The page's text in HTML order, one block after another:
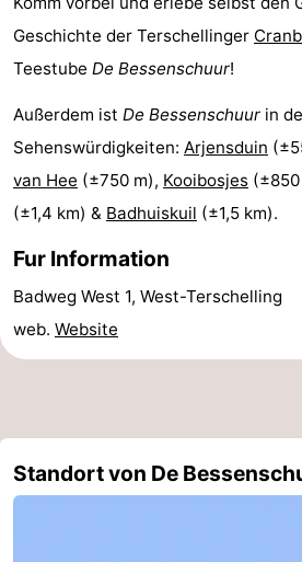
Forum
Inselhüpfen
Adressen
Region
Leeuwarden
Watteninseln
Geschichte der Terschellinger
Teestube De Bessenschuur!
Außerdem ist De Bessenschuur in
Sehenswürdigkeiten: Arjensduin
van Hee (±750 m), Kooibosjes
(±1,4 km) & Badhuiskuil (±1,5 km).
Fur Information
Badweg West 1, West-Terschelling
web. Website
Standort von De